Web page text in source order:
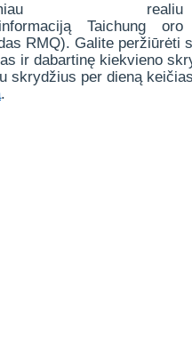
realiu
Taichung oro
RMQ). Galite peržiūrėti
ir dabartinę kiekvieno
skrydžius per dieną
.